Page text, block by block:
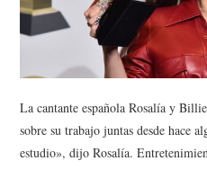
La cantante española Rosalía y
sobre su trabajo juntas desde hace
estudio», dijo Rosalía.